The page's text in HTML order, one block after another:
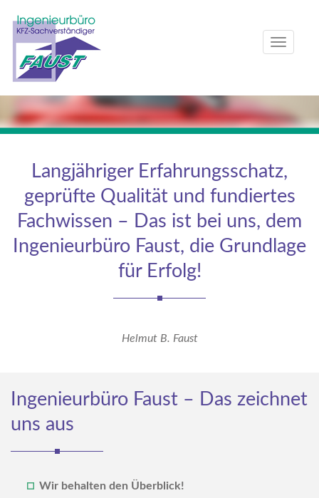
T
a
v
g
a
Langjähriger Erfahrungsschatz,
geprüfte Qualität und fundiertes
Fachwissen – Das ist bei uns, dem
Ingenieurbüro Faust, die Grundlage
für Erfolg!
Helmut B. Faust
Ingenieurbüro Faust – Das zeichnet
uns aus
Wir behalten den Überblick!